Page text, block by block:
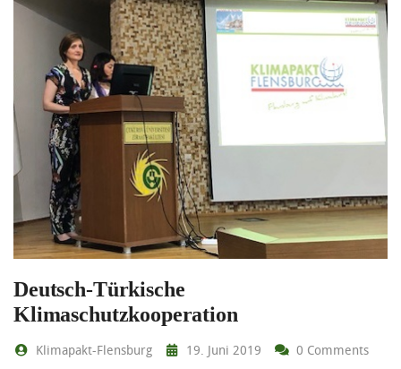
Deutsch-Türkische
Klimaschutzkooperation
Klimapakt-Flensburg 19. Juni 2019 0 Comments